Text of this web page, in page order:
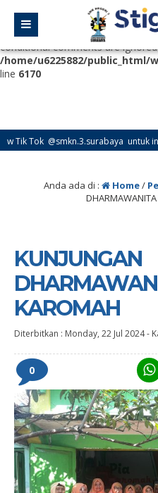
Deprecated
: Function
with an argument that is
conditional comments are
/home/u6225882/public_html/
line 6170
untuk info info terbaru
Anda ada di : Home/
KUNJUNGAN
KAROMAH
Diterbitkan : Monday, 22 Jul 2024-
0